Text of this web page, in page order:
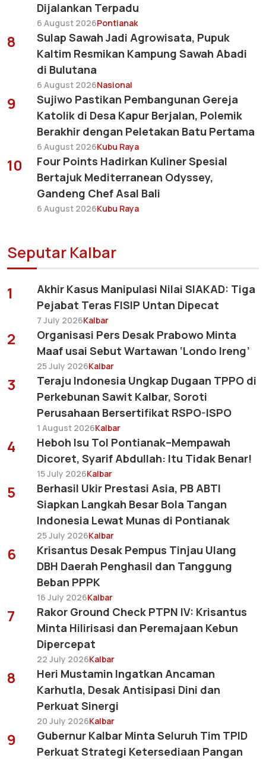
Dijalankan Terpadu
6 August 2026Pontianak
8
Sulap Sawah Jadi Agrowisata, Pupuk
Kaltim Resmikan Kampung Sawah Abadi
di Bulutana
6 August 2026Nasional
9
Sujiwo Pastikan Pembangunan Gereja
Katolik di Desa Kapur Berjalan, Polemik
Berakhir dengan Peletakan Batu Pertama
6 August 2026Kubu Raya
10
Four Points Hadirkan Kuliner Spesial
Bertajuk Mediterranean Odyssey,
Gandeng Chef Asal Bali
6 August 2026Kubu Raya
Seputar Kalbar
1
Akhir Kasus Manipulasi Nilai SIAKAD: Tiga
Pejabat Teras FISIP Untan Dipecat
7 July 2026Kalbar
2
Organisasi Pers Desak Prabowo Minta
Maaf usai Sebut Wartawan ‘Londo Ireng’
25 July 2026Kalbar
3
Teraju Indonesia Ungkap Dugaan TPPO di
Perkebunan Sawit Kalbar, Soroti
Perusahaan Bersertifikat RSPO-ISPO
1 August 2026Kalbar
4
Heboh Isu Tol Pontianak–Mempawah
Dicoret, Syarif Abdullah: Itu Tidak Benar!
15 July 2026Kalbar
5
Berhasil Ukir Prestasi Asia, PB ABTI
Siapkan Langkah Besar Bola Tangan
Indonesia Lewat Munas di Pontianak
25 July 2026Kalbar
6
Krisantus Desak Pempus Tinjau Ulang
DBH Daerah Penghasil dan Tanggung
Beban PPPK
16 July 2026Kalbar
7
Rakor Ground Check PTPN IV: Krisantus
Minta Hilirisasi dan Peremajaan Kebun
Dipercepat
22 July 2026Kalbar
8
Heri Mustamin Ingatkan Ancaman
Karhutla, Desak Antisipasi Dini dan
Perkuat Sinergi
20 July 2026Kalbar
9
Gubernur Kalbar Minta Seluruh Tim TPID
Perkuat Strategi Ketersediaan Pangan